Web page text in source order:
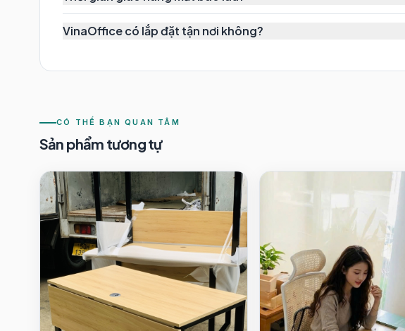
VinaOffice có lắp đặt tận nơi không?
CÓ THỂ BẠN QUAN TÂM
Sản phẩm tương tự